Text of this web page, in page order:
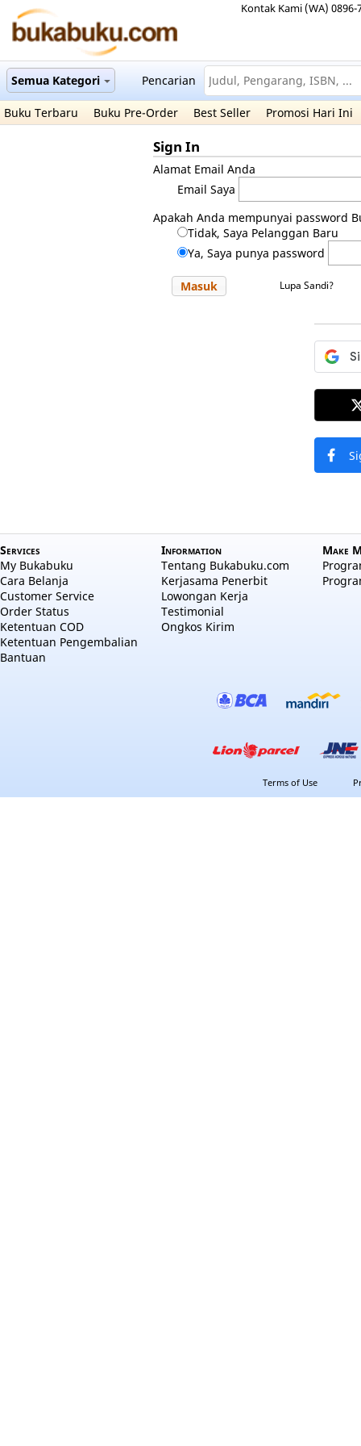
Kontak Kami (WA) 0896-
Semua Kategori Pencarian
Buku Terbaru Buku Pre-Order Best Seller Promosi Hari Ini
Sign In
Alamat Email Anda
Email Saya
Apakah Anda mempunyai password
Tidak, Saya Pelanggan Baru
Ya, Saya punya password
Masuk Lupa Sandi?
Services
My Bukabuku
Cara Belanja
Customer Service
Order Status
Ketentuan COD
Ketentuan Pengembalian
Bantuan
Information
Tentang Bukabuku.com
Kerjasama Penerbit
Lowongan Kerja
Testimonial
Ongkos Kirim
Make
Terms of Use